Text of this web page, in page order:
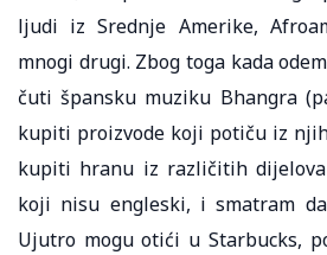
ljudi iz Srednje Amerike,
mnogi drugi. Zbog toga kada
čuti špansku muziku Bhangra
kupiti proizvode koji potiču iz
kupiti hranu iz različitih
koji nisu engleski, i smatram da
Ujutro mogu otići u Starbucks,